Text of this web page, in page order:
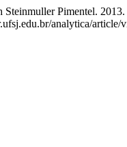
Pimentel.
analytica/article/